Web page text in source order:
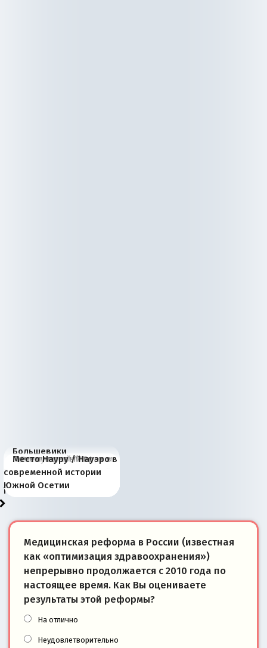
Большевики
отличаются от «Яблока»
тем, что они -
победители
Киевская марионетка
Запада рассказала о
«переобувании» хозяев
В России назрели
перемены: 15 шагов к
суверенной экономике
Миграционный пожар
Европы
Россия начинает
сбрасывать балласт
Анкориджа
Россия зимой 1904
года: первые уступки во
внутренней политике
Русская нация вчера и
сегодня
Почему правый крах в
Варшаве не поможет её
отношениям с Россией?
Место Науру / Науэро в
современной истории
Южной Осетии
Медицинская реформа в России (известная
как «оптимизация здравоохранения»)
непрерывно продолжается с 2010 года по
настоящее время. Как Вы оцениваете
результаты этой реформы?
На отлично
Неудовлетворительно